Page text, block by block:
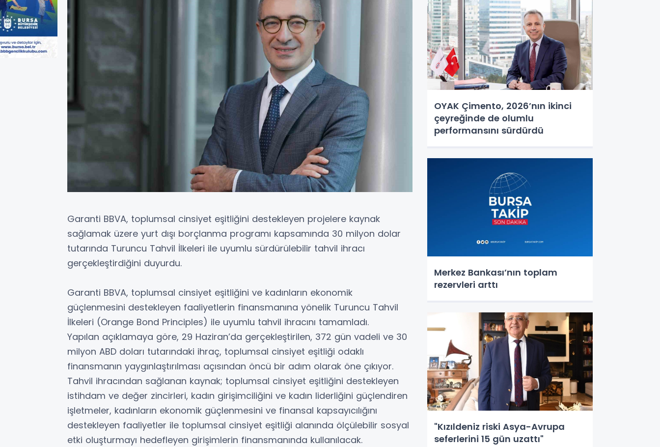
Garanti BBVA, toplumsal cinsiyet eşitliğini destekleyen projelere kaynak
sağlamak üzere yurt dışı borçlanma programı kapsamında 30 milyon dolar
tutarında Turuncu Tahvil İlkeleri ile uyumlu sürdürülebilir tahvil ihracı
gerçekleştirdiğini duyurdu.
Garanti BBVA, toplumsal cinsiyet eşitliğini ve kadınların ekonomik
güçlenmesini destekleyen faaliyetlerin finansmanına yönelik Turuncu Tahvil
İlkeleri (Orange Bond Principles) ile uyumlu tahvil ihracını tamamladı.
Yapılan açıklamaya göre, 29 Haziran’da gerçekleştirilen, 372 gün vadeli ve 30
milyon ABD doları tutarındaki ihraç, toplumsal cinsiyet eşitliği odaklı
finansmanın yaygınlaştırılması açısından öncü bir adım olarak öne çıkıyor.
Tahvil ihracından sağlanan kaynak; toplumsal cinsiyet eşitliğini destekleyen
istihdam ve değer zincirleri, kadın girişimciliğini ve kadın liderliğini güçlendiren
işletmeler, kadınların ekonomik güçlenmesini ve finansal kapsayıcılığını
destekleyen faaliyetler ile toplumsal cinsiyet eşitliği alanında ölçülebilir sosyal
etki oluşturmayı hedefleyen girişimlerin finansmanında kullanılacak.
OYAK Çimento, 2026’nın ikinci
çeyreğinde de olumlu
performansını sürdürdü
Merkez Bankası’nın toplam
rezervleri arttı
"Kızıldeniz riski Asya-Avrupa
seferlerini 15 gün uzattı"